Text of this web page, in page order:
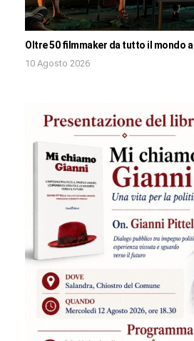
Oltre 50 filmmaker da tutto il mondo a
10 Agosto 2026